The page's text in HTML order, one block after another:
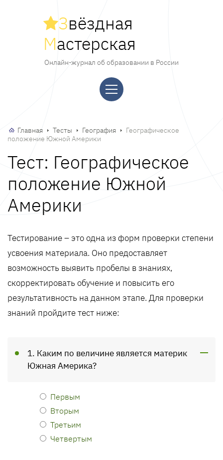
Звёздная
Мастерская
Онлайн-журнал об образовании в России
Главная Тесты География
Географическое
положение Южной Америки
Тест: Географическое
положение Южной
Америки
Тестирование – это одна из форм проверки степени
усвоения материала. Оно предоставляет
возможность выявить пробелы в знаниях,
скорректировать обучение и повысить его
результативность на данном этапе. Для проверки
знаний пройдите тест ниже:
1. Каким по величине является материк
Южная Америка?
Первым
Вторым
Третьим
Четвертым